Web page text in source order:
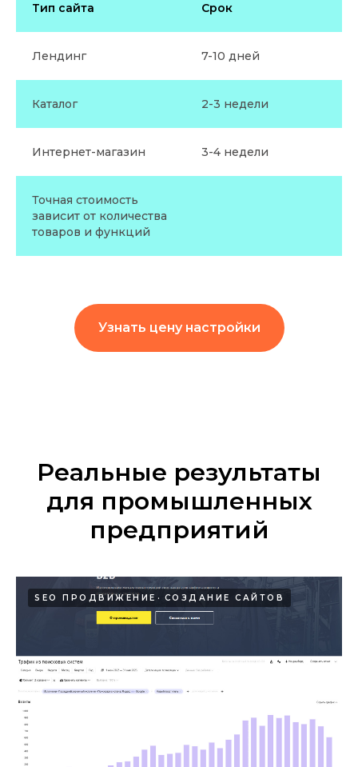
Тип сайта Срок
Лендинг 7-10 дней
Каталог 2-3 недели
Интернет-магазин 3-4 недели
Точная стоимость
зависит от количества
товаров и функций
Узнать цену настройки
Реальные результаты
для промышленных
предприятий
SEO ПРОДВИЖЕНИЕ СОЗДАНИЕ САЙТОВ